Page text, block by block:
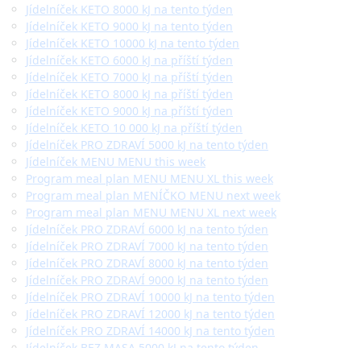
Jídelníček KETO 8000 kJ na tento týden
Jídelníček KETO 9000 kJ na tento týden
Jídelníček KETO 10000 kJ na tento týden
Jídelníček KETO 6000 kJ na příští týden
Jídelníček KETO 7000 kJ na příští týden
Jídelníček KETO 8000 kJ na příští týden
Jídelníček KETO 9000 kJ na příští týden
Jídelníček KETO 10 000 kJ na příští týden
Jídelníček PRO ZDRAVÍ 5000 kJ na tento týden
Jídelníček MENU MENU this week
Program meal plan MENU MENU XL this week
Program meal plan MENÍČKO MENU next week
Program meal plan MENU MENU XL next week
Jídelníček PRO ZDRAVÍ 6000 kJ na tento týden
Jídelníček PRO ZDRAVÍ 7000 kJ na tento týden
Jídelníček PRO ZDRAVÍ 8000 kJ na tento týden
Jídelníček PRO ZDRAVÍ 9000 kJ na tento týden
Jídelníček PRO ZDRAVÍ 10000 kJ na tento týden
Jídelníček PRO ZDRAVÍ 12000 kJ na tento týden
Jídelníček PRO ZDRAVÍ 14000 kJ na tento týden